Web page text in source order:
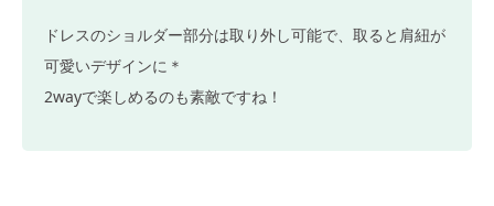
ドレスのショルダー部分は取り外し可能で、取ると肩紐が
可愛いデザインに＊
2wayで楽しめるのも素敵ですね！